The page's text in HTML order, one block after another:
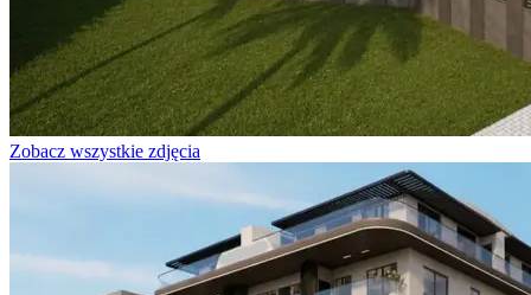
Zobacz wszystkie zdjęcia